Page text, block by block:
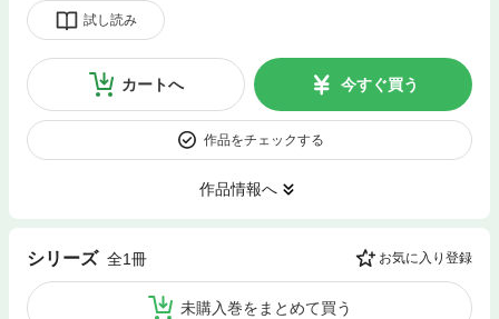
試し読み
カートへ 今すぐ買う
作品をチェックする
作品情報へ
シリーズ 全1冊 お気に入り登録
未購入巻をまとめて買う